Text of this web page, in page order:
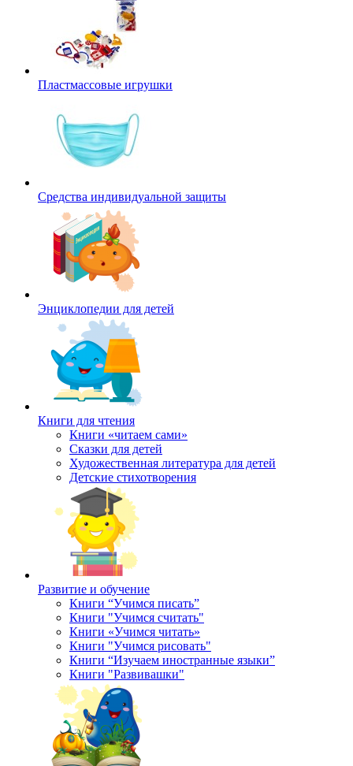
Пластмассовые игрушки
Средства индивидуальной защиты
Энциклопедии для детей
Книги для чтения
Книги «читаем сами»
Сказки для детей
Художественная литература для детей
Детские стихотворения
Развитие и обучение
Книги “Учимся писать”
Книги "Учимся считать"
Книги «Учимся читать»
Книги "Учимся рисовать"
Книги “Изучаем иностранные языки”
Книги "Развивашки"